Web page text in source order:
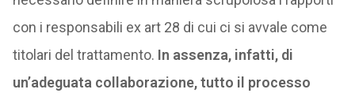
con i responsabili ex art 28 di cui ci si avvale come
titolari del trattamento. In assenza, infatti, di
un’adeguata collaborazione, tutto il processo